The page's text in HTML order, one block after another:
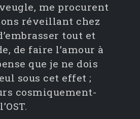
me procurent
réveillant chez
tout et
de faire l’amour à
que je ne dois
sous cet effet ;
cosmiquement-